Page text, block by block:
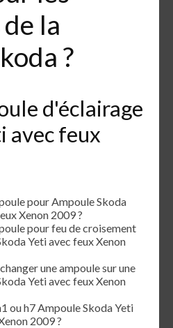
la
?
d'éclairage
avec feux
pour Ampoule Skoda
Xenon 2009 ?
pour feu de croisement
Yeti avec feux Xenon
une ampoule sur une
Yeti avec feux Xenon
ou h7 Ampoule Skoda Yeti
2009 ?